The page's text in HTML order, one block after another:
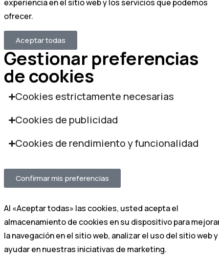
experiencia en el sitio web y los servicios que podemos
ofrecer.
Aceptar todas
Gestionar preferencias
de cookies
Cookies estrictamente necesarias
Cookies de publicidad
Cookies de rendimiento y funcionalidad
Confirmar mis preferencias
Al «Aceptar todas» las cookies, usted acepta el
almacenamiento de cookies en su dispositivo para
la navegación en el sitio web, analizar el uso del sitio web y
ayudar en nuestras iniciativas de marketing.